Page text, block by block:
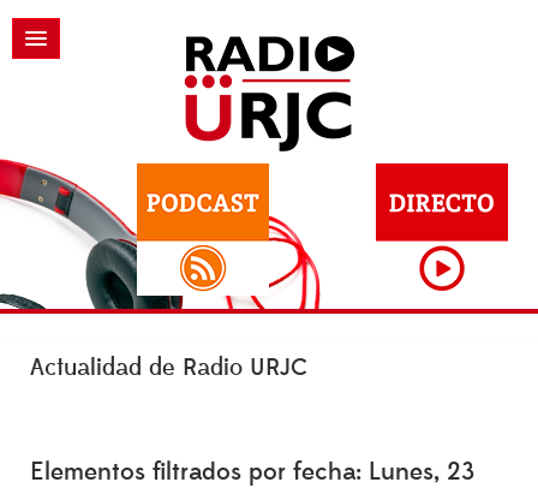
Actualidad de Radio URJC
Elementos filtrados por fecha: Lunes, 23